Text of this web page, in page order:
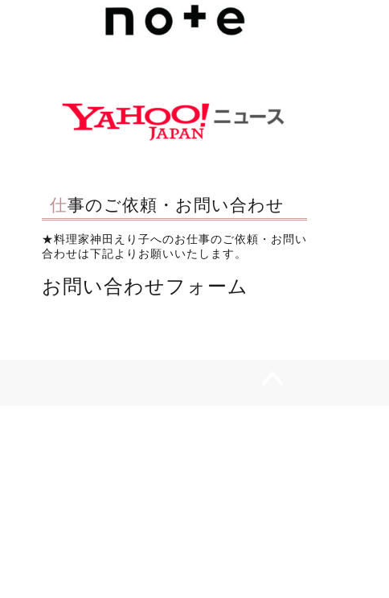
仕事のご依頼・お問い合わせ
★料理家神田えり子へのお仕事のご依頼・お問い
合わせは下記よりお願いいたします。
お問い合わせフォーム